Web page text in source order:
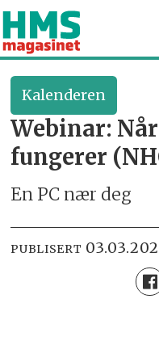
Kalenderen
Webinar:
fungerer
En PC nær deg
PUBLISERT